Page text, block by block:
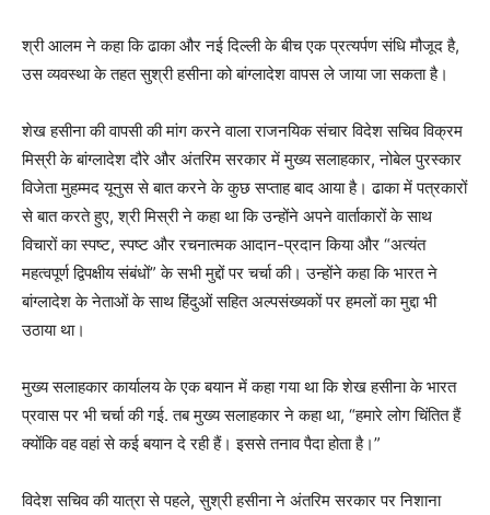
श्री आलम ने कहा कि ढाका और नई दिल्ली के बीच एक प्रत्यर्पण संधि मौजूद है,
उस व्यवस्था के तहत सुश्री हसीना को बांग्लादेश वापस ले जाया जा सकता है।
शेख हसीना की वापसी की मांग करने वाला राजनयिक संचार विदेश सचिव विक्रम
मिस्री के बांग्लादेश दौरे और अंतरिम सरकार में मुख्य सलाहकार, नोबेल पुरस्कार
विजेता मुहम्मद यूनुस से बात करने के कुछ सप्ताह बाद आया है। ढाका में पत्रकारों
से बात करते हुए, श्री मिस्री ने कहा था कि उन्होंने अपने वार्ताकारों के साथ
विचारों का स्पष्ट, स्पष्ट और रचनात्मक आदान-प्रदान किया और “अत्यंत
महत्वपूर्ण द्विपक्षीय संबंधों” के सभी मुद्दों पर चर्चा की। उन्होंने कहा कि भारत ने
बांग्लादेश के नेताओं के साथ हिंदुओं सहित अल्पसंख्यकों पर हमलों का मुद्दा भी
उठाया था।
मुख्य सलाहकार कार्यालय के एक बयान में कहा गया था कि शेख हसीना के भारत
प्रवास पर भी चर्चा की गई. तब मुख्य सलाहकार ने कहा था, “हमारे लोग चिंतित हैं
क्योंकि वह वहां से कई बयान दे रही हैं। इससे तनाव पैदा होता है।”
विदेश सचिव की यात्रा से पहले, सुश्री हसीना ने अंतरिम सरकार पर निशाना